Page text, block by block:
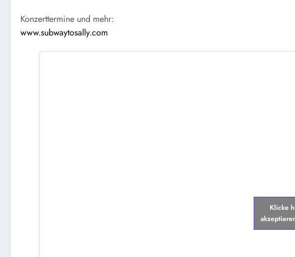
Konzerttermine und mehr:
www.subwaytosally.com
Klicke